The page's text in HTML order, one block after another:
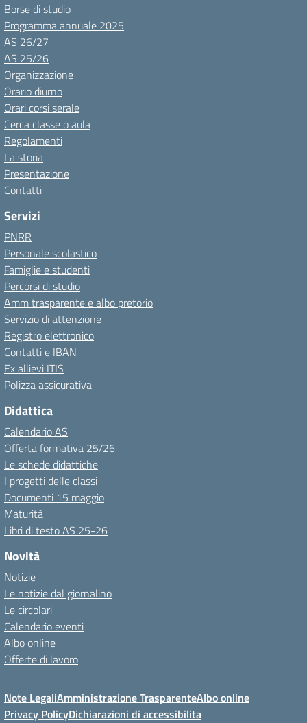
Borse di studio
Programma annuale 2025
AS 26/27
AS 25/26
Organizzazione
Orario diurno
Orari corsi serale
Cerca classe o aula
Regolamenti
La storia
Presentazione
Contatti
Servizi
PNRR
Personale scolastico
Famiglie e studenti
Percorsi di studio
Amm trasparente e albo pretorio
Servizio di attenzione
Registro elettronico
Contatti e IBAN
Ex allievi ITIS
Polizza assicurativa
Didattica
Calendario AS
Offerta formativa 25/26
Le schede didattiche
I progetti delle classi
Documenti 15 maggio
Maturità
Libri di testo AS 25-26
Novità
Notizie
Le notizie dal giornalino
Le circolari
Calendario eventi
Albo online
Offerte di lavoro
Note LegaliAmministrazione TrasparenteAlbo online
Privacy PolicyDichiarazioni di accessibilita